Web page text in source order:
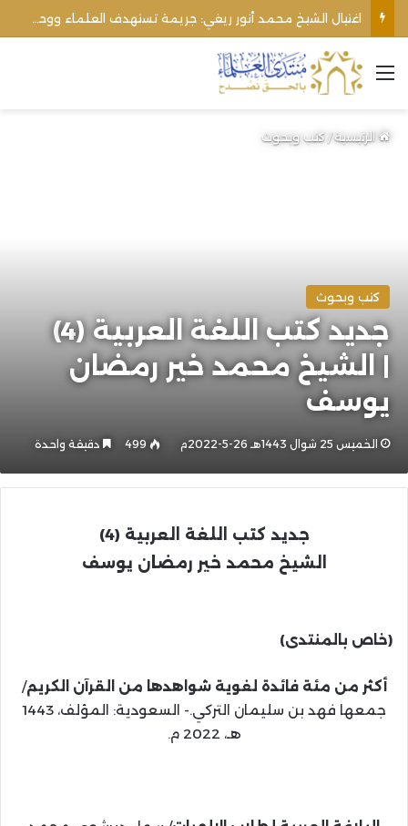
القائمة
الرئيسية/كتب وبحوث
كتب وبحوث
جديد كتب اللغة العربية (4)
| الشيخ محمد خير رمضان
يوسف
الخميس 25 شوال 1443هـ 26-5-2022م 499 دقيقة واحدة
جديد كتب اللغة العربية (4)
الشيخ محمد خير رمضان يوسف
(خاص بالمنتدى)
أكثر من مئة فائدة لغوية شواهدها من القرآن الكريم/
جمعها فهد بن سليمان التركي.- السعودية: المؤلف، 1443
هـ، 2022 م.